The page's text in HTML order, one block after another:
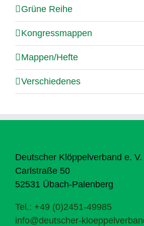
Grüne Reihe
Kongressmappen
Mappen/Hefte
Verschiedenes
Deutscher Klöppelverband e. V.
Carlstraße 50
52531 Übach-Palenberg
Tel.: +49 (0)2451-49985
info@deutscher-